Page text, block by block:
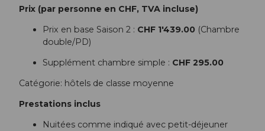
Prix (par personne en CHF, TVA incluse)
Prix en base Saison 2 : CHF 1'439.00 (Chambre
double/PD)
Supplément chambre simple : CHF 295.00
Catégorie: hôtels de classe moyenne
Prestations inclus
Nuitées comme indiqué avec petit-déjeuner